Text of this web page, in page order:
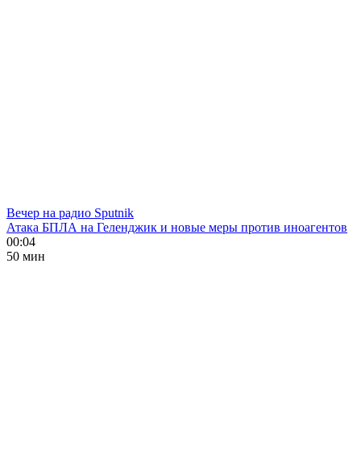
Вечер на радио Sputnik
Атака БПЛА на Геленджик и новые меры против иноагентов
00:04
50 мин